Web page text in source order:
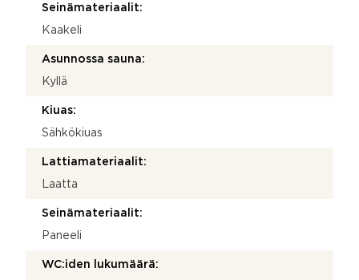
Seinämateriaalit:
Kaakeli
Asunnossa sauna:
Kyllä
Kiuas:
Sähkökiuas
Lattiamateriaalit:
Laatta
Seinämateriaalit:
Paneeli
WC:iden lukumäärä: